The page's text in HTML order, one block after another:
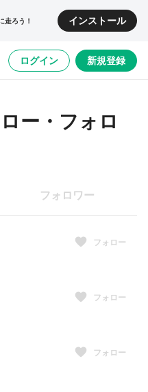
走ろう！ インストール
ログイン 新規登録
ー・フォロ
フォロワー
フォロー
フォロー
フォロー